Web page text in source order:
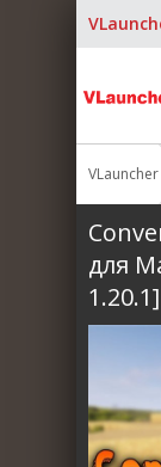
VLauncher
для
1.20.1]